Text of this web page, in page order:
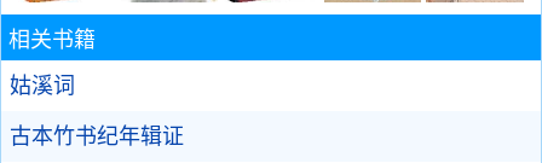
相关书籍
姑溪词
古本竹书纪年辑证